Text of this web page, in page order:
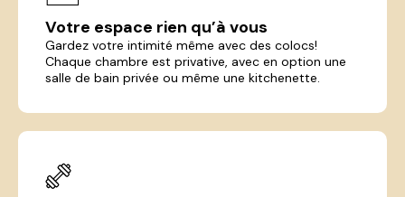
Votre espace rien qu’à vous
Gardez votre intimité même avec des colocs!
Chaque chambre est privative, avec en option une
salle de bain privée ou même une kitchenette.